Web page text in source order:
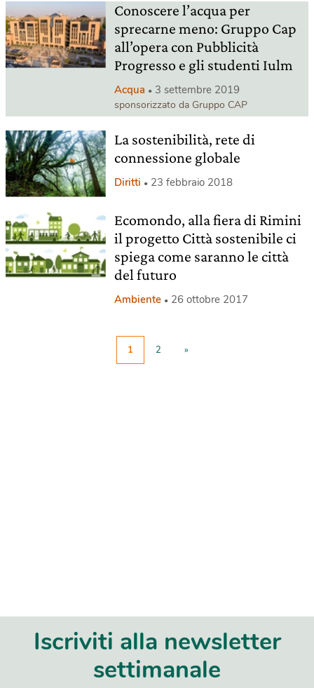
Conoscere l’acqua per
sprecarne meno: Gruppo Cap
all’opera con Pubblicità
Progresso e gli studenti Iulm
Acqua 3 settembre 2019
sponsorizzato da Gruppo CAP
La sostenibilità, rete di
connessione globale
Diritti 23 febbraio 2018
Ecomondo, alla fiera di Rimini
il progetto Città sostenibile ci
spiega come saranno le città
del futuro
Ambiente 26 ottobre 2017
1 2 »
Iscriviti alla newsletter
settimanale